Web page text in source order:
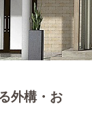
外構・お